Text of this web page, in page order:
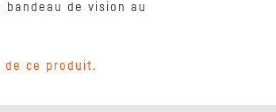
de vision au
de ce produit.